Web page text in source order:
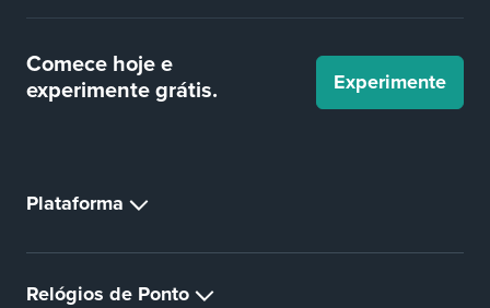
Comece hoje e
experimente grátis. Experimente
Plataforma
Relógios de Ponto